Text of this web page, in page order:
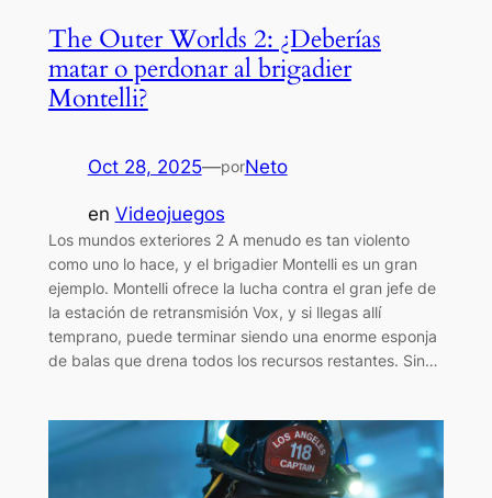
The Outer Worlds 2: ¿Deberías
matar o perdonar al brigadier
Montelli?
Oct 28, 2025—porNeto
en Videojuegos
Los mundos exteriores 2 A menudo es tan violento
como uno lo hace, y el brigadier Montelli es un gran
ejemplo. Montelli ofrece la lucha contra el gran jefe de
la estación de retransmisión Vox, y si llegas allí
temprano, puede terminar siendo una enorme esponja
de balas que drena todos los recursos restantes. Sin…